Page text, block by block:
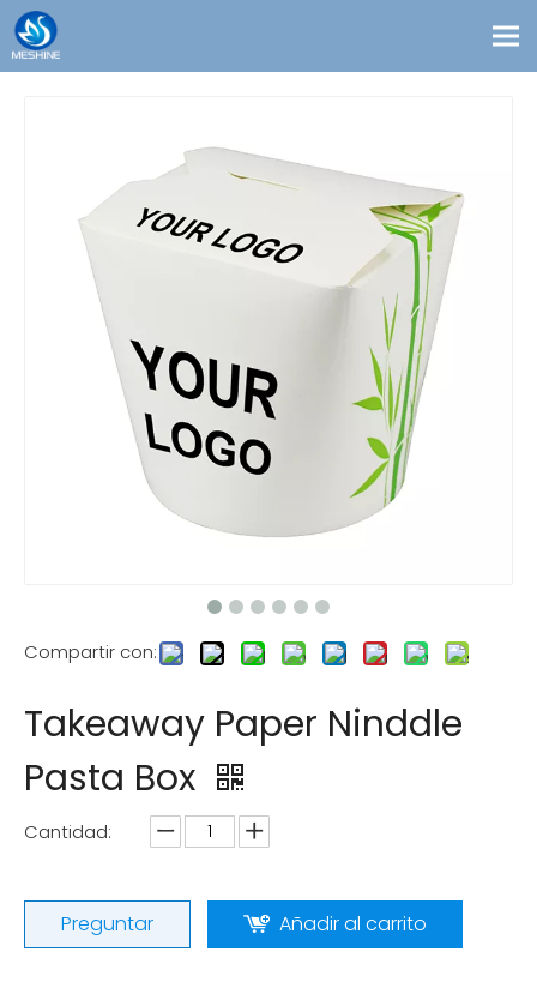
Soluciones
Contacto
Blogs
Sobre nosotros
Compartir con:
Takeaway Paper Ninddle
Pasta Box
Cantidad:
Preguntar Añadir al carrito